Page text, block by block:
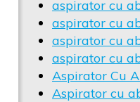
aspirator cu
aspirator cu
aspirator cu
aspirator cu
Aspirator Cu
Aspirator cu